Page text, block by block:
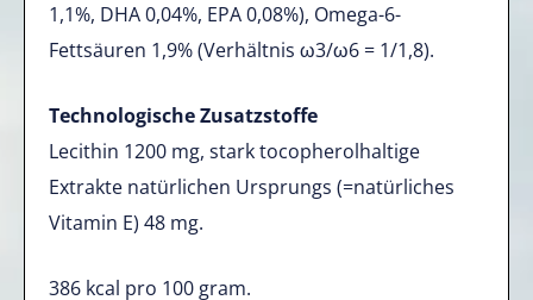
1,1%, DHA 0,04%, EPA 0,08%), Omega-6-
Fettsäuren 1,9% (Verhältnis ω3/ω6 = 1/1,8).
Technologische Zusatzstoffe
Lecithin 1200 mg, stark tocopherolhaltige
Extrakte natürlichen Ursprungs (=natürliches
Vitamin E) 48 mg.
386 kcal pro 100 gram.